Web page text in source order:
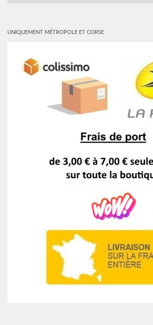
UNIQUEMENT MÉTROPOLE ET CORSE